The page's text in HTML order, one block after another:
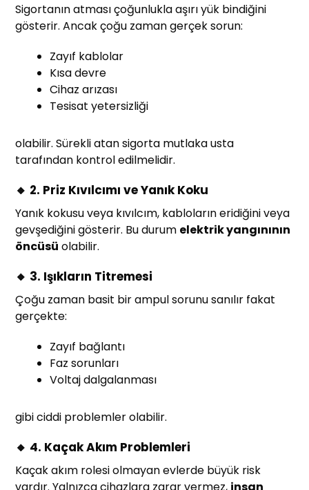
Sigortanın atması çoğunlukla aşırı yük bindiğini
gösterir. Ancak çoğu zaman gerçek sorun:
Zayıf kablolar
Kısa devre
Cihaz arızası
Tesisat yetersizliği
olabilir. Sürekli atan sigorta mutlaka usta
tarafından kontrol edilmelidir.
🔸 2. Priz Kıvılcımı ve Yanık Koku
Yanık kokusu veya kıvılcım, kabloların eridiğini veya
gevşediğini gösterir. Bu durum elektrik yangınının
öncüsü olabilir.
🔸 3. Işıkların Titremesi
Çoğu zaman basit bir ampul sorunu sanılır fakat
gerçekte:
Zayıf bağlantı
Faz sorunları
Voltaj dalgalanması
gibi ciddi problemler olabilir.
🔸 4. Kaçak Akım Problemleri
Kaçak akım rolesi olmayan evlerde büyük risk
vardır. Yalnızca cihazlara zarar vermez, insan